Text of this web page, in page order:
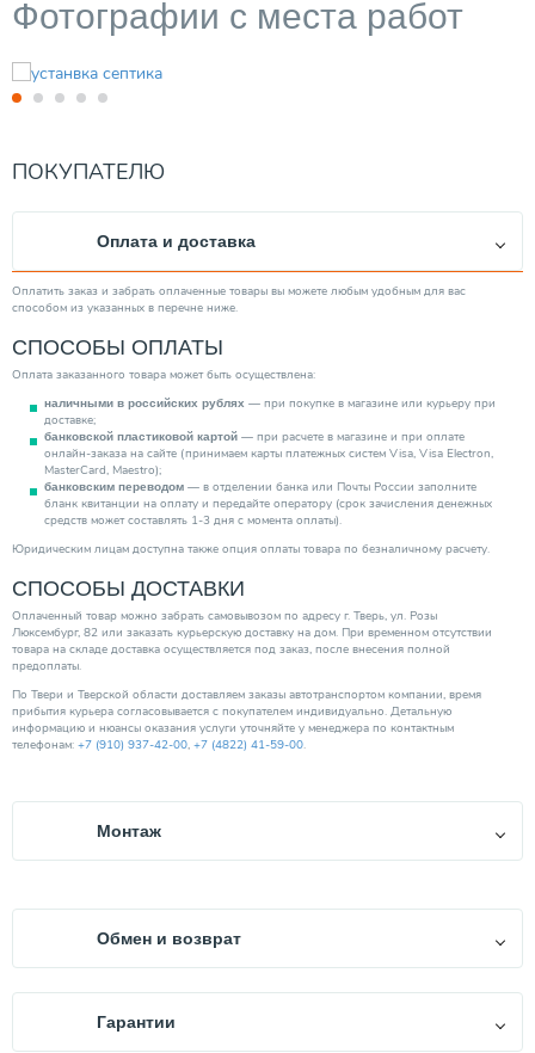
Фотографии с места работ
ПОКУПАТЕЛЮ
Оплата и доставка
Оплатить заказ и забрать оплаченные товары вы можете любым удобным для вас
способом из указанных в перечне ниже.
СПОСОБЫ ОПЛАТЫ
Оплата заказанного товара может быть осуществлена:
наличными в российских рублях — при покупке в магазине или курьеру при
доставке;
банковской пластиковой картой — при расчете в магазине и при оплате
онлайн-заказа на сайте (принимаем карты платежных систем Visa, Visa Electron,
MasterCard, Maestro);
банковским переводом — в отделении банка или Почты России заполните
бланк квитанции на оплату и передайте оператору (срок зачисления денежных
средств может составлять 1-3 дня с момента оплаты).
Юридическим лицам доступна также опция оплаты товара по безналичному расчету.
СПОСОБЫ ДОСТАВКИ
Оплаченный товар можно забрать самовывозом по адресу г. Тверь, ул. Розы
Люксембург, 82 или заказать курьерскую доставку на дом. При временном отсутствии
товара на складе доставка осуществляется под заказ, после внесения полной
предоплаты.
По Твери и Тверской области доставляем заказы автотранспортом компании, время
прибытия курьера согласовывается с покупателем индивидуально. Детальную
информацию и нюансы оказания услуги уточняйте у менеджера по контактным
телефонам: +7 (910) 937-42-00, +7 (4822) 41-59-00.
Монтаж
водоснабжения и канализации. Мы производим профессиональный монтаж
оборудования по ряду направлений.
Осуществляем установку и обвязку отопительных котлов любого типа —
и газовых горелок.
Обмен и возврат
Согласно ст. 21 Закона РФ от 07.02.1992 N 2300-1 (ред. от
08.12.2020) «О защите прав потребителей», при выявлении
существенных недостатков технически сложных товара до
Гарантии